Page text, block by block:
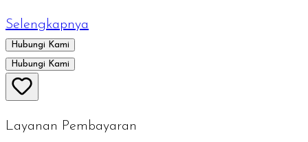
Selengkapnya
Hubungi Kami
Hubungi Kami
Layanan Pembayaran